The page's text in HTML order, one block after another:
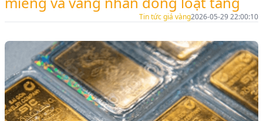
Tin tức giá vàng2026-05-29 22:00:10